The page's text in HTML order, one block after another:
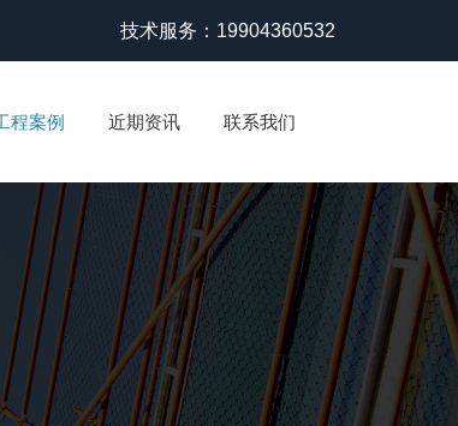
技术服务：19904360532
程案例 近期资讯 联系我们